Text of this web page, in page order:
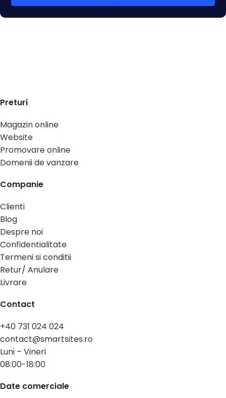
Preturi
Magazin online
Website
Promovare online
Domenii de vanzare
Companie
Clienti
Blog
Despre noi
Confidentialitate
Termeni si conditii
Retur/ Anulare
Livrare
Contact
+40 731 024 024
contact@smartsites.ro
Luni – Vineri
08:00-18:00
Date comerciale